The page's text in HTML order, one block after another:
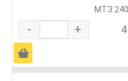
МТЗ
- +
Ä